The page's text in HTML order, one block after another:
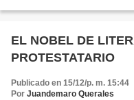
EL NOBEL DE
PROTESTATARIO
Publicado en 15/12/p. m. 15:44
Por Juandemaro Querales